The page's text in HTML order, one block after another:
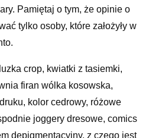
Pamiętaj o tym, że opinie o
tylko osoby, które założyły w
crop, kwiatki z tasiemki,
firan wólka kosowska,
kolor cedrowy, różowe
joggery dresowe, comics
depigmentacyjny, z czego jest